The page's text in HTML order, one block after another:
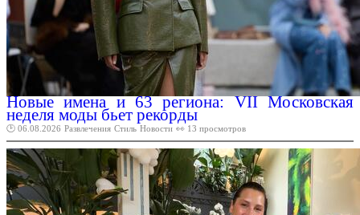
Новые имена и 63 региона: VII Московская
неделя моды бьет рекорды
🕑 06.08.2026 Развлечения Стиль Новости 👀 13 просмотров